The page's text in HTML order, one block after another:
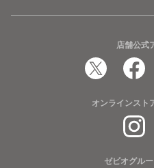
店舗公式
オンラインスト
ゼビオグル